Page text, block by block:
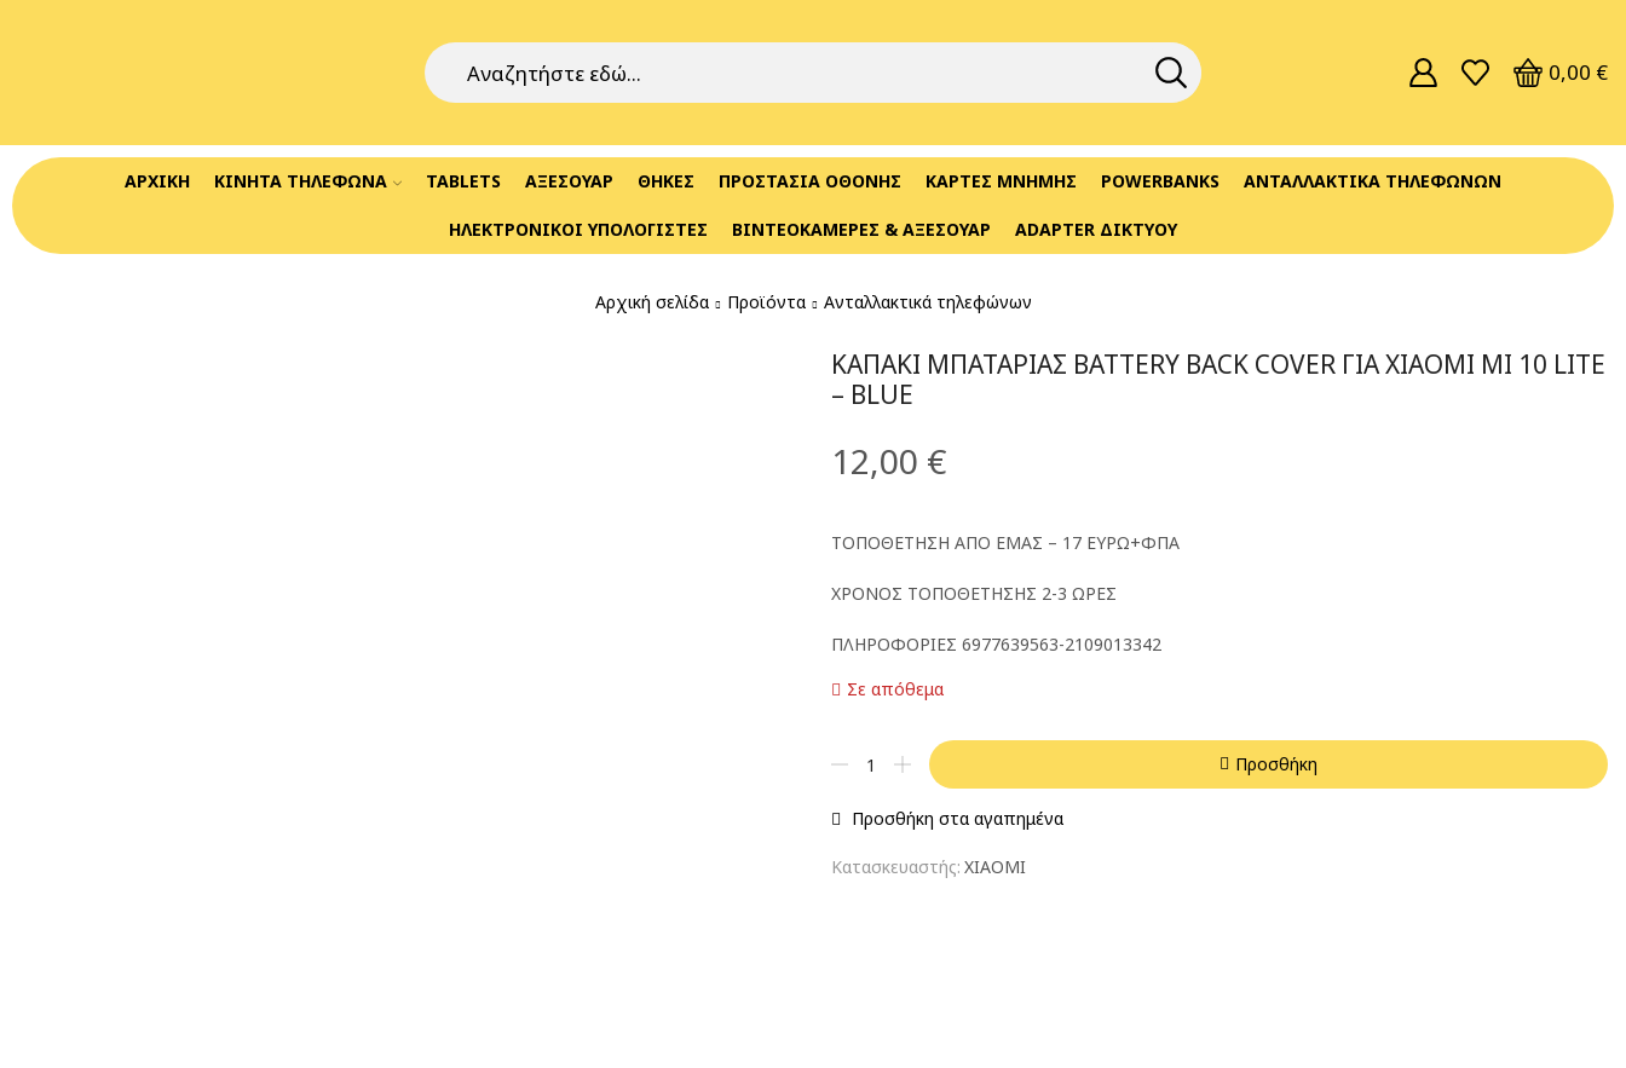
0,00 €
ΑΡΧΙΚΉ ΚΙΝΗΤΆ ΤΗΛΈΦΩΝΑ TABLETS ΑΞΕΣΟΥΆΡ ΘΉΚΕΣ ΠΡΟΣΤΑΣΊΑ ΟΘΌΝΗΣ ΚΆΡΤΕΣ ΜΝΉΜΗΣ POWERBANKS ΑΝΤΑΛΛΑΚΤΙΚΆ ΤΗΛΕΦΏΝΩΝ
ΗΛΕΚΤΡΟΝΙΚΟΊ ΥΠΟΛΟΓΙΣΤΈΣ ΒΙΝΤΕΟΚΆΜΕΡΕΣ & ΑΞΕΣΟΥΆΡ ADAPTER ΔΙΚΤΎΟΥ
Αρχική σελίδα Προϊόντα Ανταλλακτικά τηλεφώνων
ΚΑΠΆΚΙ ΜΠΑΤΑΡΊΑΣ BATTERY BACK COVER ΓΙΑ XIAOMI MI 10 LITE
– BLUE
12,00 €
ΤΟΠΟΘΕΤΗΣΗ ΑΠΟ ΕΜΑΣ – 17 ΕΥΡΩ+ΦΠΑ
ΧΡΟΝΟΣ ΤΟΠΟΘΕΤΗΣΗΣ 2-3 ΩΡΕΣ
ΠΛΗΡΟΦΟΡΙΕΣ 6977639563-2109013342
Σε απόθεμα
Προσθήκη
Προσθήκη στα αγαπημένα
Κατασκευαστής: XIAOMI